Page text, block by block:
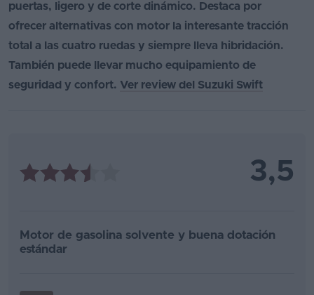
puertas, ligero y de corte dinámico. Destaca por
ofrecer alternativas con motor la interesante tracción
total a las cuatro ruedas y siempre lleva hibridación.
También puede llevar mucho equipamiento de
seguridad y confort. Ver review del Suzuki Swift
3,5
Motor de gasolina solvente y buena dotación
estándar